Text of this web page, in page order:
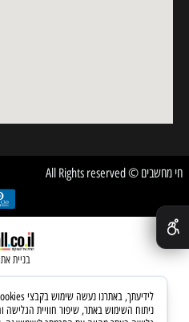
חי מחשבים © All Rights reserved
בניית
ניתוח השימוש באתר, שיפור חוויית